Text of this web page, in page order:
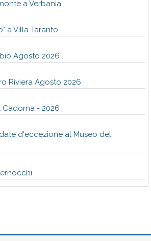
a Verbania
a Villa Taranto
Agosto 2026
Riviera Agosto 2026
Cadorna - 2026
d'eccezione al Museo del